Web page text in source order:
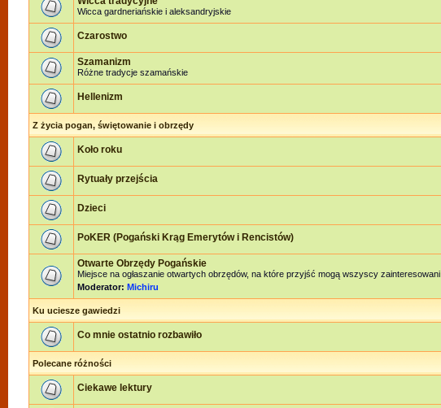
Wicca gardneriańskie i aleksandryjskie
Czarostwo
Szamanizm
Różne tradycje szamańskie
Hellenizm
Z życia pogan, świętowanie i obrzędy
Koło roku
Rytuały przejścia
Dzieci
PoKER (Pogański Krąg Emerytów i Rencistów)
Otwarte Obrzędy Pogańskie
Miejsce na ogłaszanie otwartych obrzędów, na które przyjść mogą wszyscy zainteresowani
Moderator: Michiru
Ku uciesze gawiedzi
Co mnie ostatnio rozbawiło
Polecane różności
Ciekawe lektury